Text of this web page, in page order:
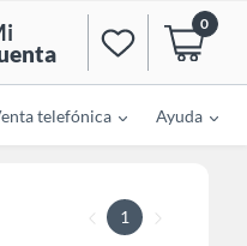
0
telefónica Ayuda
1